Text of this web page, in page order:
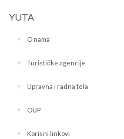
YUTA
O nama
Turističke agencije
Upravna i radna tela
OUP
Korisni linkovi